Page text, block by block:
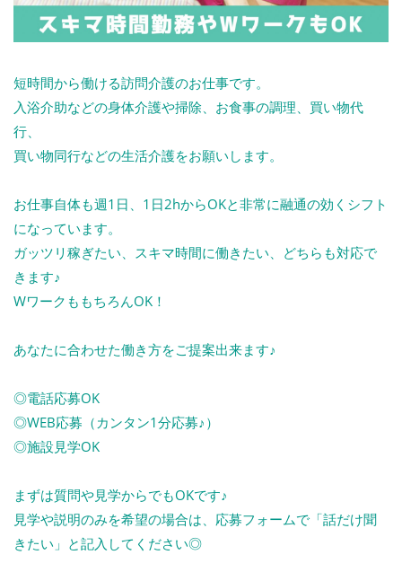
短時間から働ける訪問介護のお仕事です。
入浴介助などの身体介護や掃除、お食事の調理、買い物代
行、
買い物同行などの生活介護をお願いします。
お仕事自体も週1日、1日2hからOKと非常に融通の効くシフト
になっています。
ガッツリ稼ぎたい、スキマ時間に働きたい、どちらも対応で
きます♪
WワークももちろんOK！
あなたに合わせた働き方をご提案出来ます♪
◎電話応募OK
◎WEB応募（カンタン1分応募♪）
◎施設見学OK
まずは質問や見学からでもOKです♪
見学や説明のみを希望の場合は、応募フォームで「話だけ聞
きたい」と記入してください◎